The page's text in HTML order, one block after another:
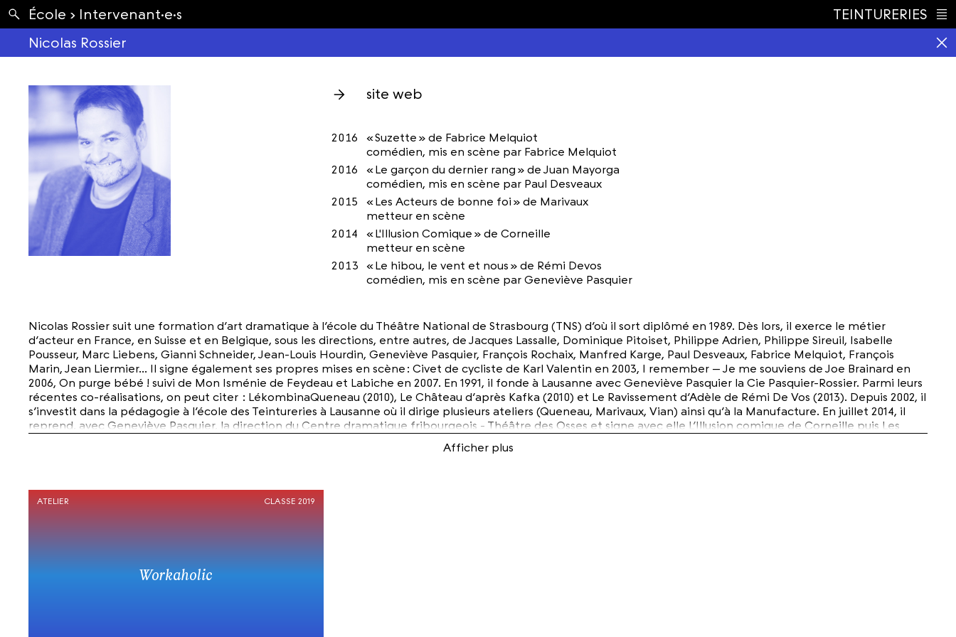
École › Intervenant·e·s
TEINTURERIES
Nicolas Rossier
site web
2016
« Suzette » de Fabrice Melquiot
comédien, mis en scène par Fabrice Melquiot
2016
« Le garçon du dernier rang » de Juan Mayorga
comédien, mis en scène par Paul Desveaux
2015
« Les Acteurs de bonne foi » de Marivaux
metteur en scène
2014
« L'Illusion Comique » de Corneille
metteur en scène
2013
« Le hibou, le vent et nous » de Rémi Devos
comédien, mis en scène par Geneviève Pasquier
Nicolas Rossier suit une formation d’art dramatique à l’école du Théâtre National de Strasbourg (TNS) d’où il sort diplômé en 1989. Dès lors, il exerce le métier
d’acteur en France, en Suisse et en Belgique, sous les directions, entre autres, de Jacques Lassalle, Dominique Pitoiset, Philippe Adrien, Philippe Sireuil, Isabelle
Pousseur, Marc Liebens, Gianni Schneider, Jean-Louis Hourdin, Geneviève Pasquier, François Rochaix, Manfred Karge, Paul Desveaux, Fabrice Melquiot, François
Marin, Jean Liermier... Il signe également ses propres mises en scène : Civet de cycliste de Karl Valentin en 2003, I remember – Je me souviens de Joe Brainard en
2006, On purge bébé ! suivi de Mon Isménie de Feydeau et Labiche en 2007. En 1991, il fonde à Lausanne avec Geneviève Pasquier la Cie Pasquier-Rossier. Parmi leurs
récentes co-réalisations, on peut citer : LékombinaQueneau (2010), Le Château d’après Kafka (2010) et Le Ravissement d’Adèle de Rémi De Vos (2013). Depuis 2002, il
s’investit dans la pédagogie à l’école des Teintureries à Lausanne où il dirige plusieurs ateliers (Queneau, Marivaux, Vian) ainsi qu’à la Manufacture. En juillet 2014, il
reprend, avec Geneviève Pasquier, la direction du Centre dramatique fribourgeois - Théâtre des Osses et signe avec elle L’Illusion comique de Corneille puis Les
Desveaux, puis dans Suzette, écrit et mis en scène par Fabrice Melquiot, directeur du Théâtre AmStramGram de Genève. En 2018, il adapte et met en scène Le Loup
Workaholic
ATELIER CLASSE 2019